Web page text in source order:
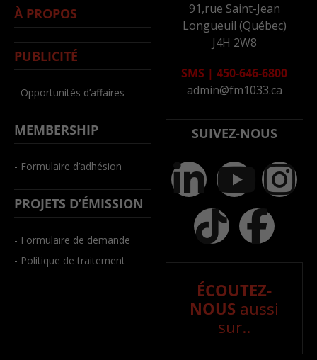
À PROPOS
PUBLICITÉ
- Opportunités d’affaires
MEMBERSHIP
- Formulaire d’adhésion
PROJETS D’ÉMISSION
- Formulaire de demande
- Politique de traitement
91,rue Saint-Jean
Longueuil (Québec)
J4H 2W8
SMS | 450-646-6800
admin@fm1033.ca
SUIVEZ-NOUS
ÉCOUTEZ-
NOUS aussi
sur..